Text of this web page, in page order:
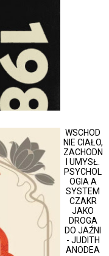
WSCHOD
NIE CIAŁO,
ZACHODN
I UMYSŁ.
PSYCHOL
OGIA A
SYSTEM
CZAKR
JAKO
DROGA
DO JAŹNI
- JUDITH
ANODEA